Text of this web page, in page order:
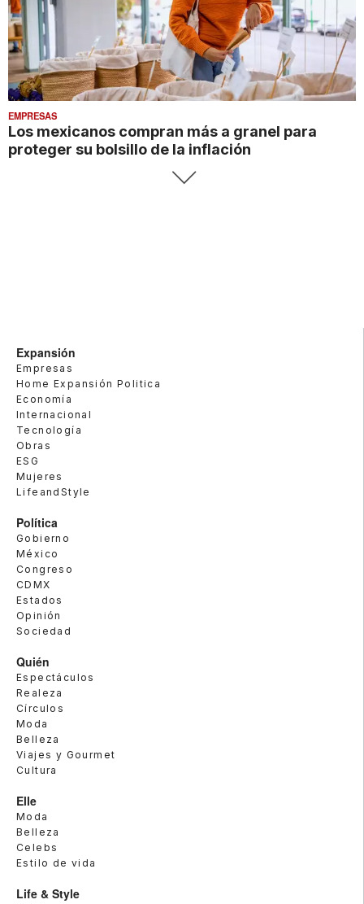
EMPRESAS
Los mexicanos compran más a granel para
proteger su bolsillo de la inflación
Expansión
Empresas
Home Expansión Politica
Economía
Internacional
Tecnología
Obras
ESG
Mujeres
LifeandStyle
Política
Gobierno
México
Congreso
CDMX
Estados
Opinión
Sociedad
Quién
Espectáculos
Realeza
Círculos
Moda
Belleza
Viajes y Gourmet
Cultura
Elle
Moda
Belleza
Celebs
Estilo de vida
Life & Style